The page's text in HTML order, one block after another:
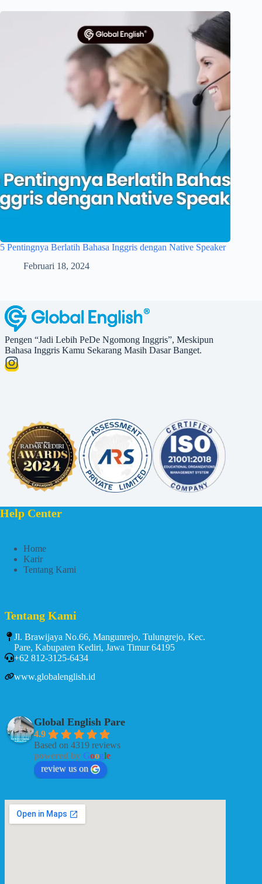
5 Pentingnya Berlatih Bahasa Inggris dengan Native Speaker
Februari 18, 2024
Pengen “Jadi Lebih PeDe Ngomong Inggris”, Meskipun
Bahasa Inggris Kamu Sekarang Masih Dasar Banget.
Help Center
Home
Karir
Tentang Kami
Tentang Kami
Jl. Brawijaya No.66, Mangunrejo, Tulungrejo, Kec.
Pare, Kabupaten Kediri, Jawa Timur 64195
+62 812-3125-6434
www.globalenglish.id
Global English Pare
4.9
Based on 4319 reviews
powered by Google
review us on